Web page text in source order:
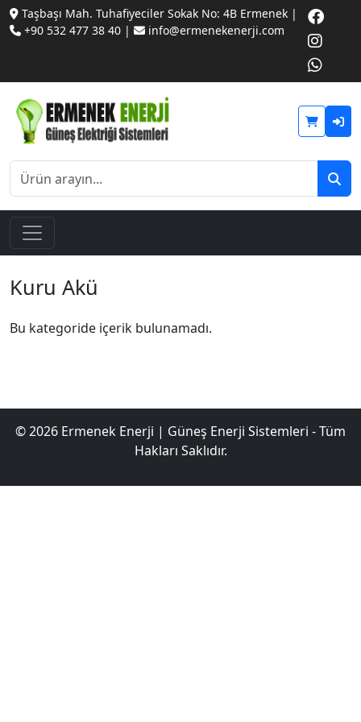
Taşbaşı Mah. Tuhafiyeciler Sokak No: 4B Ermenek |
+90 532 477 38 40 |
info@ermenekenerji.com
Kuru Akü
Bu kategoride içerik bulunamadı.
© 2026 Ermenek Enerji | Güneş Enerji Sistemleri - Tüm
Hakları Saklıdır.